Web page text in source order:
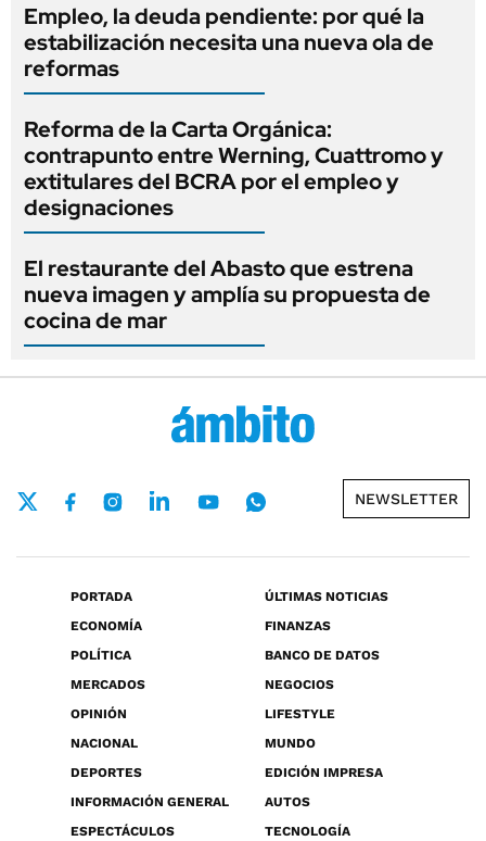
Empleo, la deuda pendiente: por qué la
estabilización necesita una nueva ola de
reformas
Reforma de la Carta Orgánica:
contrapunto entre Werning, Cuattromo y
extitulares del BCRA por el empleo y
designaciones
El restaurante del Abasto que estrena
nueva imagen y amplía su propuesta de
cocina de mar
NEWSLETTER
PORTADA
ÚLTIMAS NOTICIAS
ECONOMÍA
FINANZAS
POLÍTICA
BANCO DE DATOS
MERCADOS
NEGOCIOS
OPINIÓN
LIFESTYLE
NACIONAL
MUNDO
DEPORTES
EDICIÓN IMPRESA
INFORMACIÓN GENERAL
AUTOS
ESPECTÁCULOS
TECNOLOGÍA